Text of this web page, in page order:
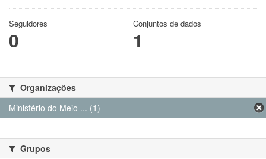
Seguidores
0
Conjuntos de dados
1
Organizações
Ministério do Meio ... (1)
Grupos